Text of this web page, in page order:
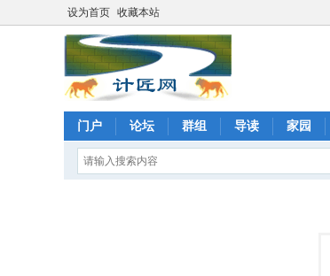
设为首页 收藏本站
门户 论坛 群组 导读 家园